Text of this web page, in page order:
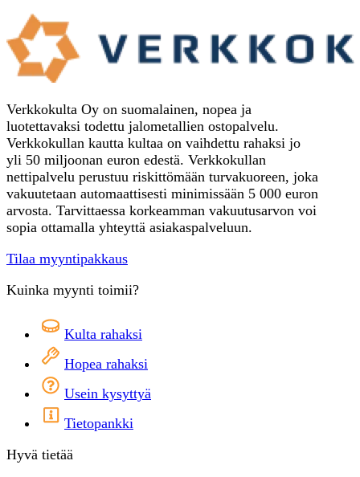
Verkkokulta Oy on suomalainen, nopea ja
luotettavaksi todettu jalometallien ostopalvelu.
Verkkokullan kautta kultaa on vaihdettu rahaksi jo
yli 50 miljoonan euron edestä. Verkkokullan
nettipalvelu perustuu riskittömään turvakuoreen, joka
vakuutetaan automaattisesti minimissään 5 000 euron
arvosta. Tarvittaessa korkeamman vakuutusarvon voi
sopia ottamalla yhteyttä asiakaspalveluun.
Tilaa myyntipakkaus
Kuinka myynti toimii?
Kulta rahaksi
Hopea rahaksi
Usein kysyttyä
Tietopankki
Hyvä tietää